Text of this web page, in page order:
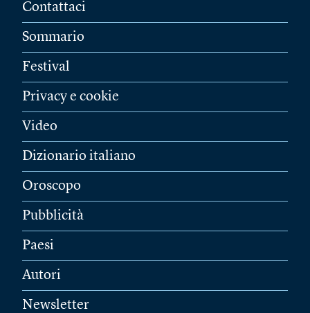
Contattaci
Sommario
Festival
Privacy e cookie
Video
Dizionario italiano
Oroscopo
Pubblicità
Paesi
Autori
Newsletter